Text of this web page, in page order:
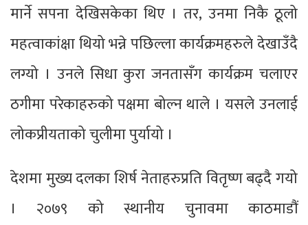
मार्ने सपना देखिसकेका थिए । तर, उनमा निकै ठूलो
महत्वाकांक्षा थियो भन्ने पछिल्ला कार्यक्रमहरुले देखाउँदै
लग्यो । उनले सिधा कुरा जनतासँग कार्यक्रम चलाएर
ठगीमा परेकाहरुको पक्षमा बोल्न थाले । यसले उनलाई
लोकप्रीयताको चुलीमा पुर्यायो ।
देशमा मुख्य दलका शिर्ष नेताहरुप्रति वितृष्ण बढ्दै गयो
। २०७९ को स्थानीय चुनावमा काठमाडौं